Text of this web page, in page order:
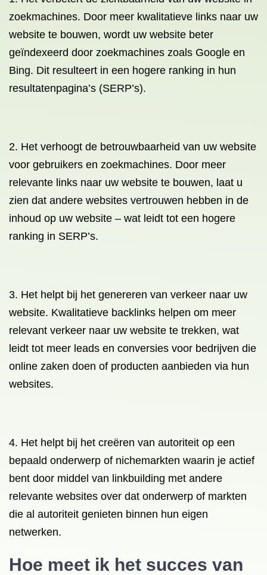
zoekmachines. Door meer kwalitatieve links naar uw
website te bouwen, wordt uw website beter
geïndexeerd door zoekmachines zoals Google en
Bing. Dit resulteert in een hogere ranking in hun
resultatenpagina’s (SERP’s).
2. Het verhoogt de betrouwbaarheid van uw website
voor gebruikers en zoekmachines. Door meer
relevante links naar uw website te bouwen, laat u
zien dat andere websites vertrouwen hebben in de
inhoud op uw website – wat leidt tot een hogere
ranking in SERP’s.
3. Het helpt bij het genereren van verkeer naar uw
website. Kwalitatieve backlinks helpen om meer
relevant verkeer naar uw website te trekken, wat
leidt tot meer leads en conversies voor bedrijven die
online zaken doen of producten aanbieden via hun
websites.
4. Het helpt bij het creëren van autoriteit op een
bepaald onderwerp of nichemarkten waarin je actief
bent door middel van linkbuilding met andere
relevante websites over dat onderwerp of markten
die al autoriteit genieten binnen hun eigen
netwerken.
Hoe meet ik het succes van